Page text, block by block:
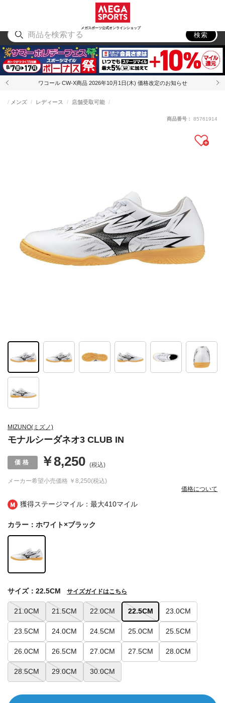
メガスポーツ公式オンラインショップ
アウトドア
検索
ワコール CW-X商品 2026年10月1日(木) 価格改定のお知らせ
獲得ステージマイル：最大410マイル
MIZUNO(ミズノ)
モナルシーダネオ3 CLUB IN
メンズ レディース 店舗受取可能
メーカー希望小売価格 ￥8,250(税込)
￥8,250 (税込)
価格について
商品番号： 85761914
カラー：ホワイト×ブラック
21.0CM 21.5CM 22.0CM 22.5CM 23.0CM
23.5CM 24.0CM 24.5CM 25.0CM 25.5CM
26.0CM 26.5CM 27.0CM 27.5CM 28.0CM
28.5CM 29.0CM 30.0CM
サイズ：22.5CM サイズガイドはこちら